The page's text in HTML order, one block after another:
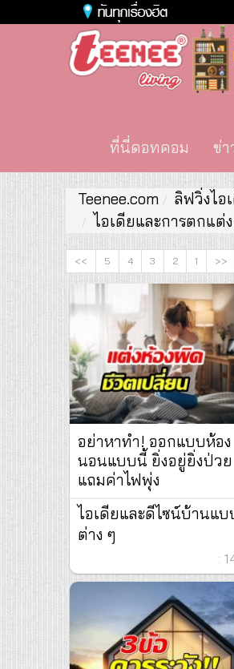
ที่นี่ดอทคอม ข่า
Teenee.com ลิฟวิ่งไอ
ไอเดียและการตกแต่
<< 5 4 3 2 1 >>
อย่าหาทำ! ออกแบบห้อง
นอนแบบนี้ ยิ่งอยู่ยิ่งป่วย
แถมค่าไฟพุ่ง
ไอเดียและดีไซน์บ้านแบ
ต่าง ๆ
: